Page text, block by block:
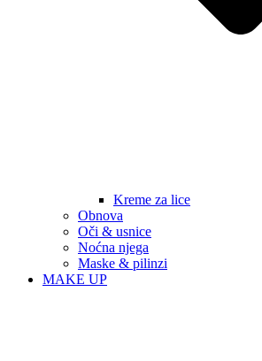
Kreme za lice
Obnova
Oči & usnice
Noćna njega
Maske & pilinzi
MAKE UP